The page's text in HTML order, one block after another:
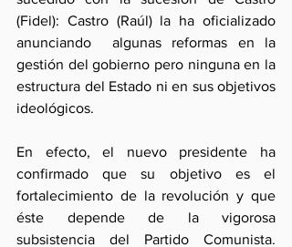
(Fidel): Castro (Raúl) la ha oficializado
anunciando  algunas reformas en la
gestión del gobierno pero ninguna en la
estructura del Estado ni en sus objetivos
ideológicos.
En efecto, el nuevo presidente ha
confirmado que su objetivo es el
fortalecimiento de la revolución y que
éste depende de la vigorosa
subsistencia del Partido Comunista.